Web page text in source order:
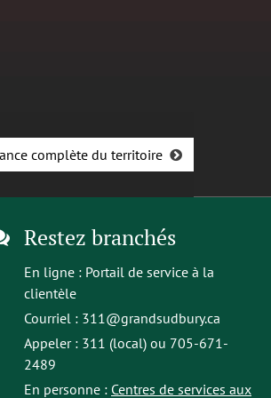
complète du territoire
Restez branchés
En ligne : Portail de service à la
clientèle
Courriel : 311@grandsudbury.ca
Appeler : 311 (local) ou 705-671-
2489
En personne : Centres de services aux